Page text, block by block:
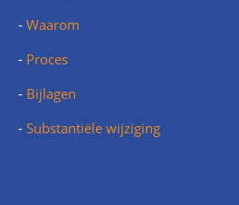
- Waarom
- Proces
- Bijlagen
- Substantiële wijziging